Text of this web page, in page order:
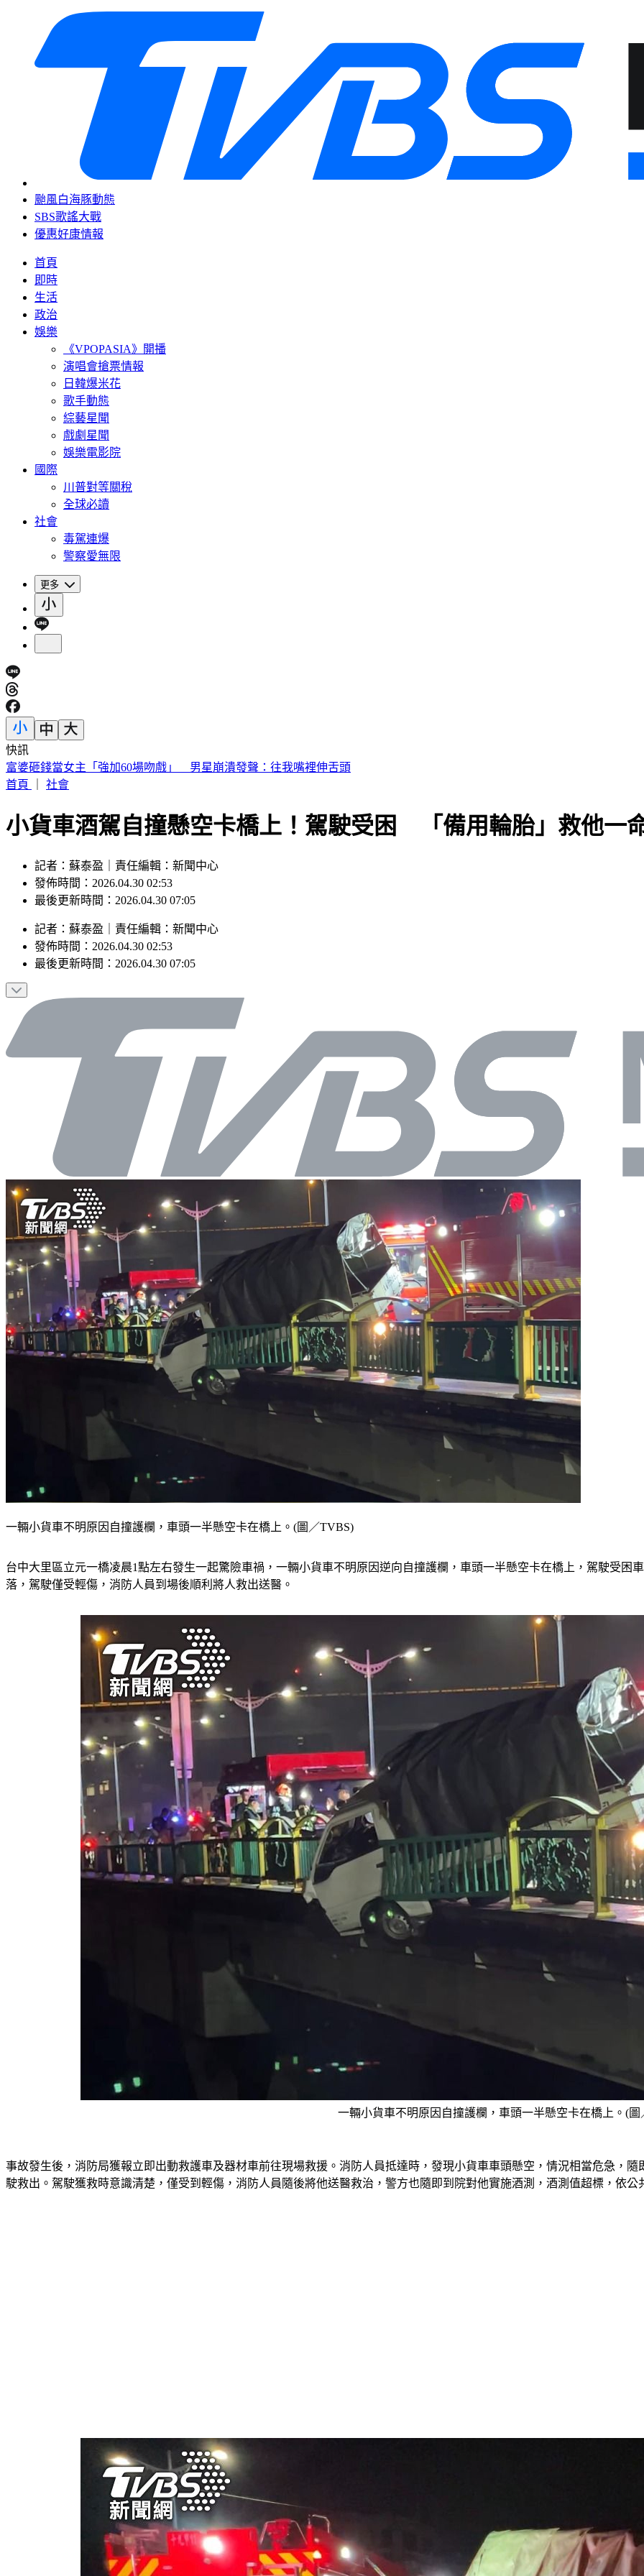
颱風白海豚動態
SBS歌謠大戰
優惠好康情報
首頁
即時
生活
政治
娛樂
《VPOPASIA》開播
演唱會搶票情報
日韓爆米花
歌手動態
綜藝星聞
戲劇星聞
娛樂電影院
國際
川普對等關稅
全球必讀
社會
毒駕連爆
警察愛無限
更多
快訊
喉嚨痛如刀割！一票人狂咳3週「新冠、流感全陰」 醫曝：這次病毒很毒
首頁
社會
小貨車酒駕自撞懸空卡橋上！駕駛受困 「備用輪胎」救他一
記者：蘇泰盈｜責任編輯：新聞中心
發佈時間：2026.04.30 02:53
最後更新時間：2026.04.30 07:05
記者 ： 蘇泰盈 責任編輯 ： 新聞中心
發佈時間： 2026.04.30 02:53
最後更新時間： 2026.04.30 07:05
一輛小貨車不明原因自撞護欄，車頭一半懸空卡在橋上。(圖／TVBS)
台中大里區立元一橋凌晨1點左右發生一起驚險車禍，一輛小貨車不明原因逆向自撞護欄，車頭一半懸空卡在橋上，駕駛受困
落，駕駛僅受輕傷，消防人員到場後順利將人救出送醫。
一輛小貨車不明原因自撞護欄，車頭一半懸空卡在橋上。(圖
事故發生後，消防局獲報立即出動救護車及器材車前往現場救援。消防人員抵達時，發現小貨車車頭懸空，情況相當危急，
駛救出。駕駛獲救時意識清楚，僅受到輕傷，消防人員隨後將他送醫救治，警方也隨即到院對他實施酒測，酒測值超標，依公